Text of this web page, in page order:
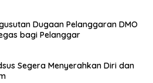
Dugaan Pelanggaran DMO
bagi Pelanggar
Segera Menyerahkan Diri dan